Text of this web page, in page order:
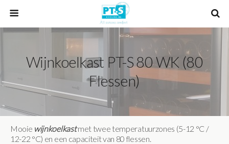
Wijnkoelkast PT-S 80 WK (80
Flessen)
Mooie wijnkoelkastmet twee temperatuurzones (5-12 °C /
12-22 °C) en een capaciteit van 80 flessen.